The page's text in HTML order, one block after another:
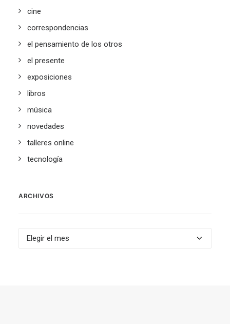
cine
correspondencias
el pensamiento de los otros
el presente
exposiciones
libros
música
novedades
talleres online
tecnología
ARCHIVOS
Archivos